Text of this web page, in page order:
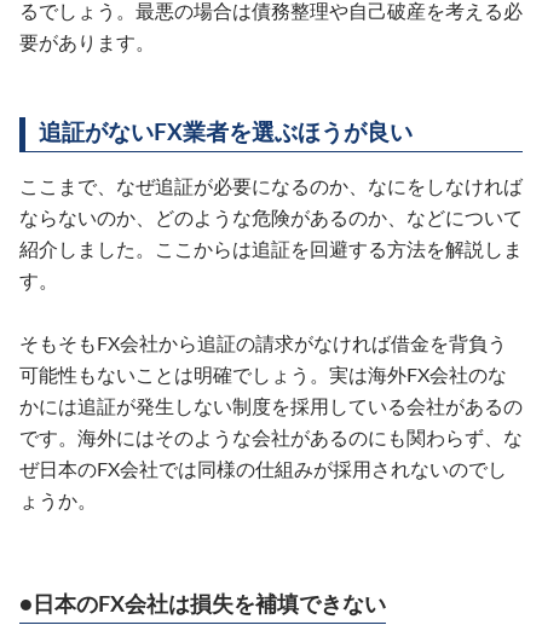
るでしょう。最悪の場合は債務整理や自己破産を考える必
要があります。
追証がないFX業者を選ぶほうが良い
ここまで、なぜ追証が必要になるのか、なにをしなければ
ならないのか、どのような危険があるのか、などについて
紹介しました。ここからは追証を回避する方法を解説しま
す。
そもそもFX会社から追証の請求がなければ借金を背負う
可能性もないことは明確でしょう。実は海外FX会社のな
かには追証が発生しない制度を採用している会社があるの
です。海外にはそのような会社があるのにも関わらず、な
ぜ日本のFX会社では同様の仕組みが採用されないのでし
ょうか。
●日本のFX会社は損失を補填できない